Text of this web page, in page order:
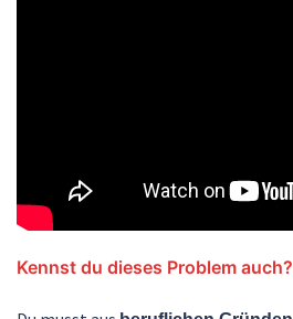
Kennst du dieses Problem auch?